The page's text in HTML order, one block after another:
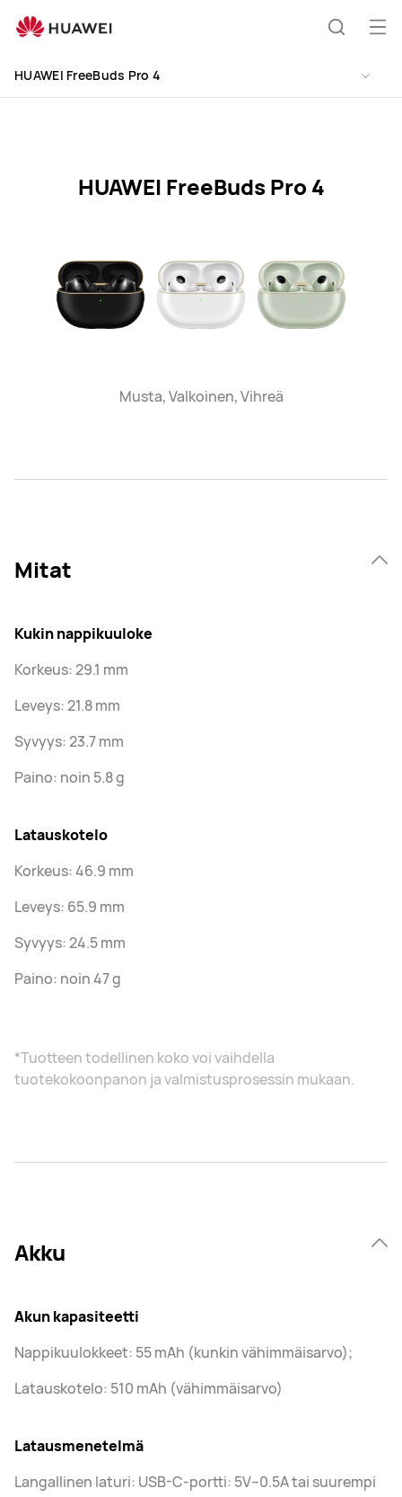
FreeBuds
Specification
HUAWEI FreeBuds Pro 4
HUAWEI FreeBuds Pro 4
Musta, Valkoinen, Vihreä
Mitat
Kukin nappikuuloke
Korkeus: 29.1 mm
Leveys: 21.8 mm
Syvyys: 23.7 mm
Paino: noin 5.8 g
Latauskotelo
Korkeus: 46.9 mm
Leveys: 65.9 mm
Syvyys: 24.5 mm
Paino: noin 47 g
*Tuotteen todellinen koko voi vaihdella
tuotekokoonpanon ja valmistusprosessin mukaan.
Akku
Akun kapasiteetti
Nappikuulokkeet: 55 mAh (kunkin vähimmäisarvo);
Latauskotelo: 510 mAh (vähimmäisarvo)
Latausmenetelmä
Langallinen laturi: USB-C-portti: 5V–0.5A tai suurempi